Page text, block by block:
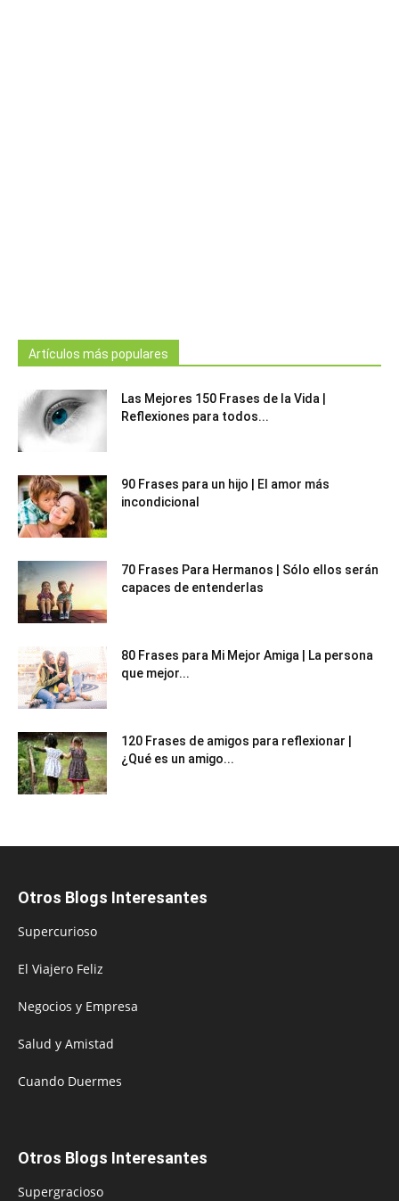
Artículos más populares
Las Mejores 150 Frases de la Vida |
Reflexiones para todos...
90 Frases para un hijo | El amor más
incondicional
70 Frases Para Hermanos | Sólo ellos serán
capaces de entenderlas
80 Frases para Mi Mejor Amiga | La persona
que mejor...
120 Frases de amigos para reflexionar |
¿Qué es un amigo...
Otros Blogs Interesantes
Supercurioso
El Viajero Feliz
Negocios y Empresa
Salud y Amistad
Cuando Duermes
Otros Blogs Interesantes
Supergracioso